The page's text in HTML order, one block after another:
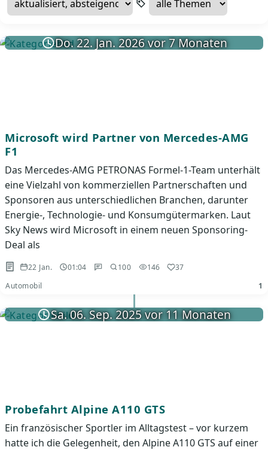
Do. 22. Jan. 2026 vor 7 Monaten
Microsoft wird Partner von Mercedes-AMG
F1
Das Mercedes-AMG PETRONAS Formel-1-Team unterhält
eine Vielzahl von kommerziellen Partnerschaften und
Sponsoren aus unterschiedlichen Branchen, darunter
Energie-, Technologie- und Konsumgütermarken. Laut
Sky News wird Microsoft in einem neuen Sponsoring-
Deal als
22 Jan. 01:04 100 146
37
Automobil
1
Sa. 06. Sep. 2025 vor 11 Monaten
Probefahrt Alpine A110 GTS
Ein französischer Sportler im Alltagstest – vor kurzem
hatte ich die Gelegenheit, den Alpine A110 GTS auf einer